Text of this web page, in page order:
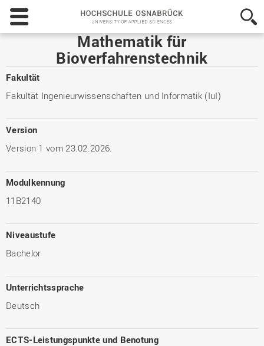
Hochschule
Osnabrück
-
of
Applied
Mathematik für
Bioverfahrenstechnik
Fakultät
Fakultät Ingenieurwissenschaften und Informatik (IuI)
Version
Version 1 vom 23.02.2026.
Modulkennung
11B2140
Niveaustufe
Bachelor
Unterrichtssprache
Deutsch
ECTS-Leistungspunkte und Benotung